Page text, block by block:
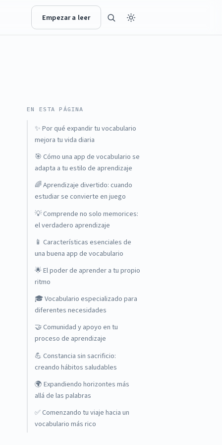
Empezar a leer
EN ESTA PÁGINA
✨ Por qué expandir tu vocabulario
mejora tu vida diaria
🎯 Cómo una app de vocabulario se
adapta a tu estilo de aprendizaje
🌈 Aprendizaje divertido: cuando
estudiar se convierte en juego
💡 Comprende no solo memorices:
el verdadero aprendizaje
📱 Características esenciales de
una buena app de vocabulario
🌟 El poder de aprender a tu propio
ritmo
🎓 Vocabulario especializado para
diferentes necesidades
🤝 Comunidad y apoyo en tu
proceso de aprendizaje
💪 Constancia sin sacrificio:
creando hábitos saludables
🌍 Expandiendo horizontes más
allá de las palabras
✅ Comenzando tu viaje hacia un
vocabulario más rico